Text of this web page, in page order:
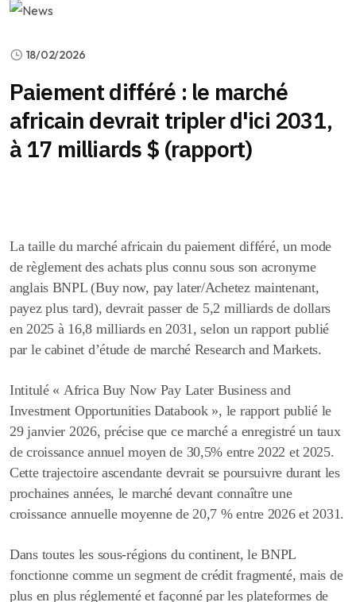
18/02/2026
Paiement différé : le marché
africain devrait tripler d'ici 2031,
à 17 milliards $ (rapport)
La taille du marché africain du paiement différé, un mode
de règlement des achats plus connu sous son acronyme
anglais BNPL (Buy now, pay later/Achetez maintenant,
payez plus tard), devrait passer de 5,2 milliards de dollars
en 2025 à 16,8 milliards en 2031, selon un rapport publié
par le cabinet d’étude de marché Research and Markets.
Intitulé « Africa Buy Now Pay Later Business and
Investment Opportunities Databook », le rapport publié le
29 janvier 2026, précise que ce marché a enregistré un taux
de croissance annuel moyen de 30,5% entre 2022 et 2025.
Cette trajectoire ascendante devrait se poursuivre durant les
prochaines années, le marché devant connaître une
croissance annuelle moyenne de 20,7 % entre 2026 et 2031.
Dans toutes les sous-régions du continent, le BNPL
fonctionne comme un segment de crédit fragmenté, mais de
plus en plus réglementé et façonné par les plateformes de